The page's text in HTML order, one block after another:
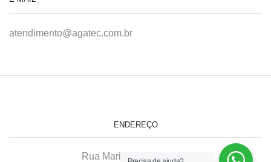
atendimento@agatec.com.br
ENDEREÇO
Rua Maria Afonso, 166-A